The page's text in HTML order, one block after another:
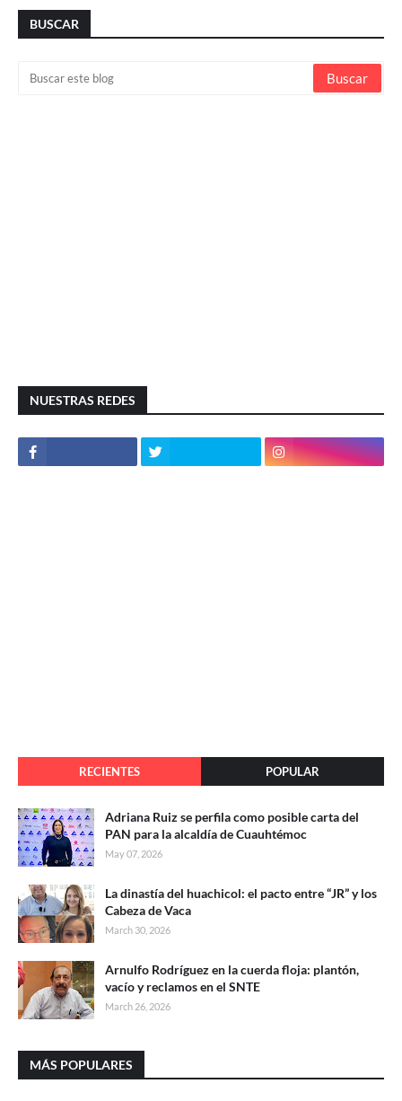
BUSCAR
NUESTRAS REDES
RECIENTES POPULAR
Adriana Ruiz se perfila como posible carta del
PAN para la alcaldía de Cuauhtémoc
May 07, 2026
La dinastía del huachicol: el pacto entre “JR” y los
Cabeza de Vaca
March 30, 2026
Arnulfo Rodríguez en la cuerda floja: plantón,
vacío y reclamos en el SNTE
March 26, 2026
MÁS POPULARES